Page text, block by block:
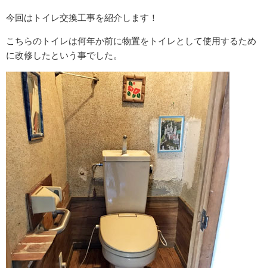
今回はトイレ交換工事を紹介します！
こちらのトイレは何年か前に物置をトイレとして使用するため
に改修したという事でした。